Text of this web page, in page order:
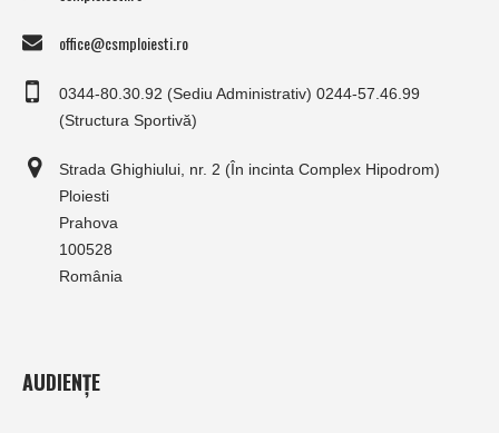
office@csmploiesti.ro
0344-80.30.92 (Sediu Administrativ) 0244-57.46.99
(Structura Sportivă)
Strada Ghighiului, nr. 2 (În incinta Complex Hipodrom)
Ploiesti
Prahova
100528
România
AUDIENȚE